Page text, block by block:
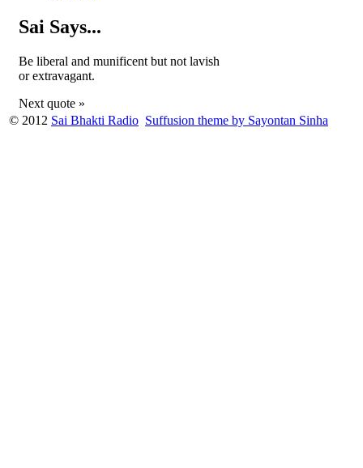
Sai Says...
Be liberal and munificent but not lavish
or extravagant.
Next quote »
© 2012 Sai Bhakti Radio Suffusion theme by Sayontan Sinha